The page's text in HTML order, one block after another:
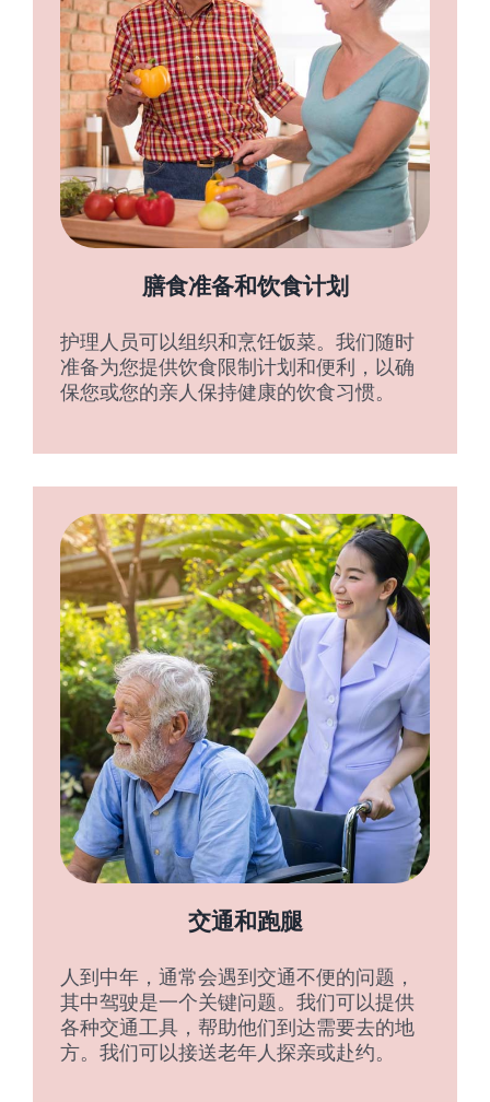
膳食准备和饮食计划
护理人员可以组织和烹饪饭菜。我们随时
准备为您提供饮食限制计划和便利，以确
保您或您的亲人保持健康的饮食习惯。
交通和跑腿
人到中年，通常会遇到交通不便的问题，
其中驾驶是一个关键问题。我们可以提供
各种交通工具，帮助他们到达需要去的地
方。我们可以接送老年人探亲或赴约。